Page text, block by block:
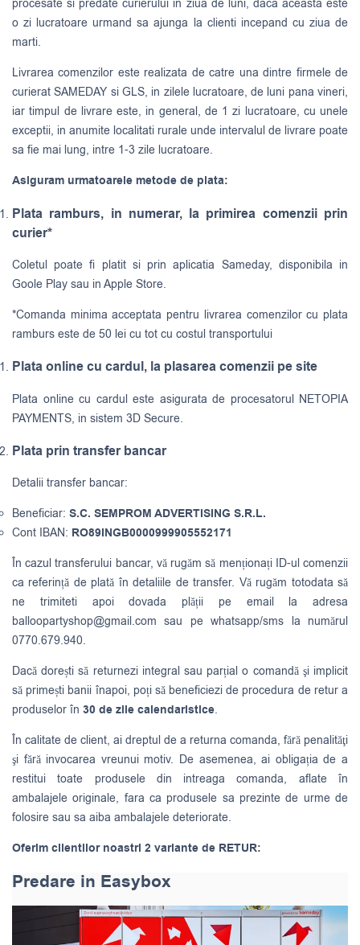
procesate si predate curierului in ziua de luni, daca aceasta este
o zi lucratoare urmand sa ajunga la clienti incepand cu ziua de
marti.
Livrarea comenzilor este realizata de catre una dintre firmele de
curieratSAMEDAY si GLS, in zilele lucratoare, de luni pana vineri,
iar timpul de livrare este, in general, de 1 zi lucratoare, cu unele
exceptii, in anumite localitati rurale unde intervalul de livrare poate
sa fie mai lung, intre 1-3 zile lucratoare.
Asiguram urmatoarele metode de plata:
Plata ramburs, in numerar, la primirea comenzii prin
curier*
Coletul poate fi platit si prin aplicatia Sameday, disponibila in
Goole Play sau in Apple Store.
*Comanda minima acceptata pentru livrarea comenzilor cu plata
ramburs este de 50 lei cu tot cu costul transportului
Plata online cu cardul, la plasarea comenzii pe site
Plata online cu cardul este asigurata de procesatorul NETOPIA
PAYMENTS, in sistem 3D Secure.
Plata prin transfer bancar
Detalii transfer bancar:
Beneficiar: S.C. SEMPROM ADVERTISING S.R.L.
Cont IBAN: RO89INGB0000999905552171
În cazul transferului bancar, vă rugăm să menționați ID-ul comenzii
ca referință de plată în detaliile de transfer. Vă rugăm totodata să
ne trimiteti apoi dovada plății pe email la adresa
balloopartyshop@gmail.com sau pe whatsapp/sms la numărul
0770.679.940.
Dacă dorești să returnezi integral sau parțial o comandă şi implicit
să primești banii înapoi, poți să beneficiezi de procedura de retur a
produselor în 30 de zile calendaristice.
În calitate de client, ai dreptul de a returna comanda, fără penalităţi
şi fără invocarea vreunui motiv. De asemenea, ai obligația de a
restitui toate produsele din intreaga comanda, aflate în
ambalajele originale, fara ca produsele sa prezinte de urme de
folosire sau sa aiba ambalajele deteriorate.
Oferim clientilor noastri 2 variante de RETUR:
Predare in Easybox